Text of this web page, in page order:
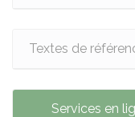
Textes de
Services en